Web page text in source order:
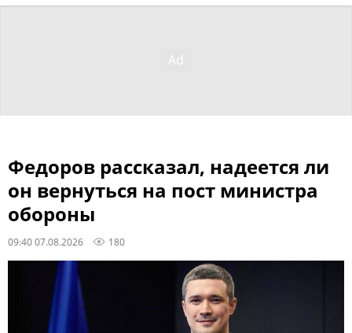
Федоров рассказал, надеется ли
он вернуться на пост министра
обороны
09:40 07.08.2026 180